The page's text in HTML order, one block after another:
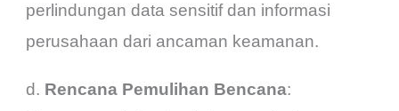
perlindungan data sensitif dan informasi
perusahaan dari ancaman keamanan.
d. Rencana Pemulihan Bencana: